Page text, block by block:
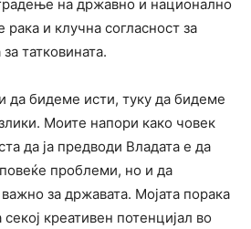
на државно и национално
и клучна согласност за
татковината.
да бидеме исти, туку да бидеме
Моите напори како човек
да ја предводи Владата е да
проблеми, но и да
за државата. Мојата порака
креативен потенцијал во